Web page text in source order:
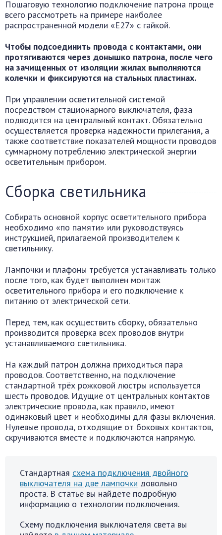
Пошаговую технологию подключение патрона проще
всего рассмотреть на примере наиболее
распространенной модели «Е27» с гайкой.
Чтобы подсоединить провода с контактами, они
протягиваются через донышко патрона, после чего
на зачищенных от изоляции жилах выполняются
колечки и фиксируются на стальных пластинах.
При управлении осветительной системой
посредством стационарного выключателя, фаза
подводится на центральный контакт. Обязательно
осуществляется проверка надежности прилегания, а
также соответствие показателей мощности проводов
суммарному потреблению электрической энергии
осветительным прибором.
Сборка светильника
Собирать основной корпус осветительного прибора
необходимо «по памяти» или руководствуясь
инструкцией, прилагаемой производителем к
светильнику.
Лампочки и плафоны требуется устанавливать только
после того, как будет выполнен монтаж
осветительного прибора и его подключение к
питанию от электрической сети.
Перед тем, как осуществить сборку, обязательно
производится проверка всех проводов внутри
устанавливаемого светильника.
На каждый патрон должна приходиться пара
проводов. Соответственно, на подключение
стандартной трёх рожковой люстры используется
шесть проводов. Идущие от центральных контактов
электрические провода, как правило, имеют
одинаковый цвет и необходимы для фазы включения.
Нулевые провода, отходящие от боковых контактов,
скручиваются вместе и подключаются напрямую.
Стандартная схема подключения двойного
выключателя на две лампочки довольно
проста. В статье вы найдете подробную
информацию о технологии подключения.
Схему подключения выключателя света вы